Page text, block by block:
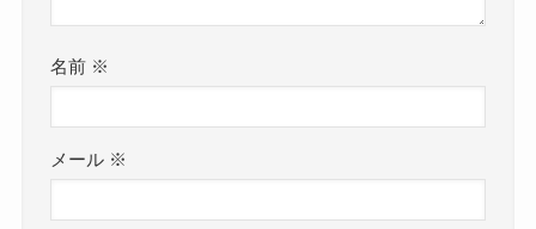
名前 ※
メール ※